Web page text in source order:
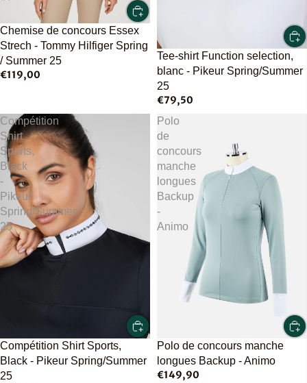
Chemise de concours Essex
Strech - Tommy Hilfiger Spring
/ Summer 25
€119,00
Tee-shirt Function selection,
blanc - Pikeur Spring/Summer
25
€79,50
Compétition
Shirt
Sports,
Black
-
Pikeur
Spring/Summer
25
Compétition Shirt Sports,
Black - Pikeur Spring/Summer
25
Polo
de
concours
manche
longues
Backup
-
Animo
Polo de concours manche
longues Backup - Animo
€149,90